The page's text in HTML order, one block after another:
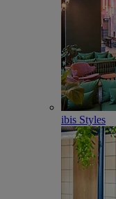
ibis Styles